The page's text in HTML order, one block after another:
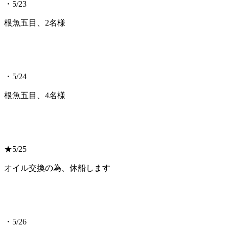
・5/23
根魚五目、2名様
・5/24
根魚五目、4名様
★5/25
オイル交換の為、休船します
・5/26